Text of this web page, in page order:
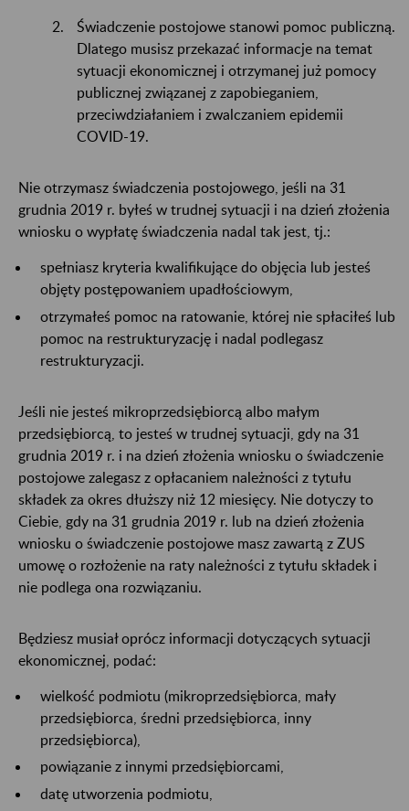
Świadczenie postojowe stanowi pomoc publiczną.
Dlatego musisz przekazać informacje na temat
sytuacji ekonomicznej i otrzymanej już pomocy
publicznej związanej z zapobieganiem,
przeciwdziałaniem i zwalczaniem epidemii
COVID-19.
Nie otrzymasz świadczenia postojowego, jeśli na 31
grudnia 2019 r. byłeś w trudnej sytuacji i na dzień złożenia
wniosku o wypłatę świadczenia nadal tak jest, tj.:
spełniasz kryteria kwalifikujące do objęcia lub jesteś
objęty postępowaniem upadłościowym,
otrzymałeś pomoc na ratowanie, której nie spłaciłeś lub
pomoc na restrukturyzację i nadal podlegasz
restrukturyzacji.
Jeśli nie jesteś mikroprzedsiębiorcą albo małym
przedsiębiorcą, to jesteś w trudnej sytuacji, gdy na 31
grudnia 2019 r. i na dzień złożenia wniosku o świadczenie
postojowe zalegasz z opłacaniem należności z tytułu
składek za okres dłuższy niż 12 miesięcy. Nie dotyczy to
Ciebie, gdy na 31 grudnia 2019 r. lub na dzień złożenia
wniosku o świadczenie postojowe masz zawartą z ZUS
umowę o rozłożenie na raty należności z tytułu składek i
nie podlega ona rozwiązaniu.
Będziesz musiał oprócz informacji dotyczących sytuacji
ekonomicznej, podać:
wielkość podmiotu (mikroprzedsiębiorca, mały
przedsiębiorca, średni przedsiębiorca, inny
przedsiębiorca),
powiązanie z innymi przedsiębiorcami,
datę utworzenia podmiotu,